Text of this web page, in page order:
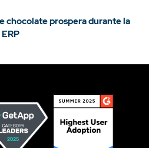
chocolate prospera durante la